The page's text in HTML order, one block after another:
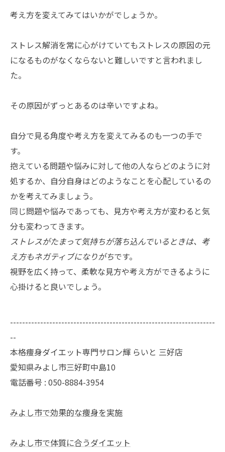
考え方を変えてみてはいかがでしょうか。
ストレス解消を常に心がけていてもストレスの原因の元
になるものがなくならないと難しいですと言われまし
た。
その原因がずっとあるのは辛いですよね。
自分で見る角度や考え方を変えてみるのも一つの手で
す。
抱えている問題や悩みに対して他の人ならどのように対
処するか、自分自身はどのようなことを心配しているの
かを考えてみましょう。
同じ問題や悩みであっても、見方や考え方が変わると気
分も変わってきます。
ストレスがたまって気持ちが落ち込んでいるときは、考
え方もネガティブになりがちです。
視野を広く持って、柔軟な見方や考え方ができるように
心掛けると良いでしょう。
--------------------------------------------------------------------
--
本格痩身ダイエット専門サロン輝 らいと 三好店
愛知県みよし市三好町中島10
電話番号 : 050-8884-3954
みよし市で効果的な痩身を実施
みよし市で体質に合うダイエット